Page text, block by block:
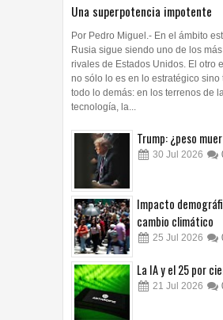
Una superpotencia impotente
Por Pedro Miguel.- En el ámbito
Rusia sigue siendo uno de los
rivales de Estados Unidos. El otro
no sólo lo es en lo estratégico sino
todo lo demás: en los terrenos de
tecnología, la...
Trump: ¿peso
30 Jul 2026
Impacto
cambio climático
25 Jul 2026
La IA y el 25 por
21 Jul 2026